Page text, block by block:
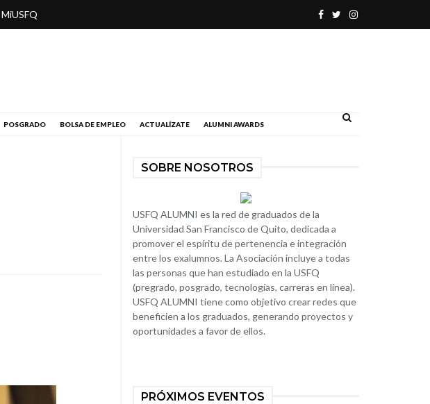
MiUSFQ
POSGRADO BOLSA DE EMPLEO ACTUALÍZATE ALUMNI AWARDS
SOBRE NOSOTROS
USFQ ALUMNI es la red de graduados de la
Universidad San Francisco de Quito, dedicada a
promover el espíritu de pertenencia e integración
entre los exalumnos. La Asociación incluye a todas
las personas que han estudiado en la USFQ
(pregrado, posgrado, tecnologías, carreras en línea).
USFQ ALUMNI tiene como objetivo crear redes que
beneficien a los graduados, generando proyectos y
oportunidades a favor de ellos.
PRÓXIMOS EVENTOS